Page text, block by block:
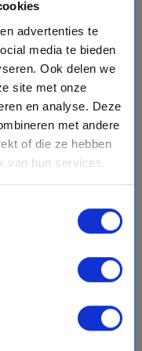
advertenties te
media te bieden
Ook delen we
site met onze
en analyse. Deze
met andere
of die ze hebben
van hun services.
met de AIDAprima
Molde,
Hamburg